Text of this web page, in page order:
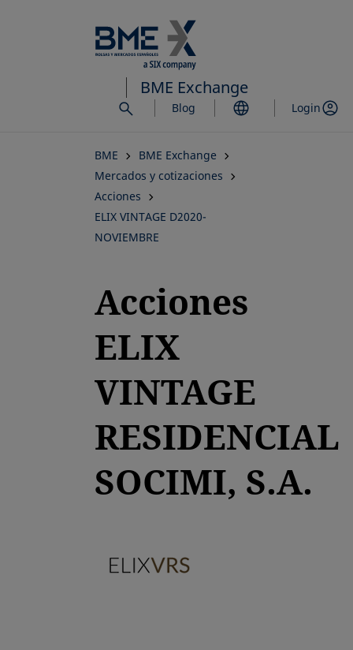
al
contenido
principal
BME Exchange
Blog Login
BME
BME Exchange
Mercados y cotizaciones
Acciones
ELIX VINTAGE D2020-
NOVIEMBRE
Acciones
ELIX
VINTAGE
RESIDENCIAL
SOCIMI, S.A.